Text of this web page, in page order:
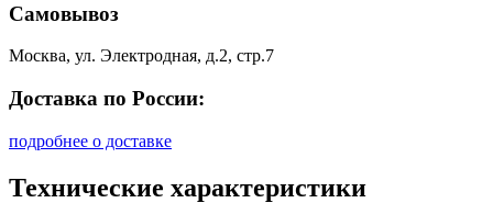
Самовывоз
Москва, ул. Электродная, д.2, стр.7
Доставка по России:
подробнее о доставке
Технические характеристики